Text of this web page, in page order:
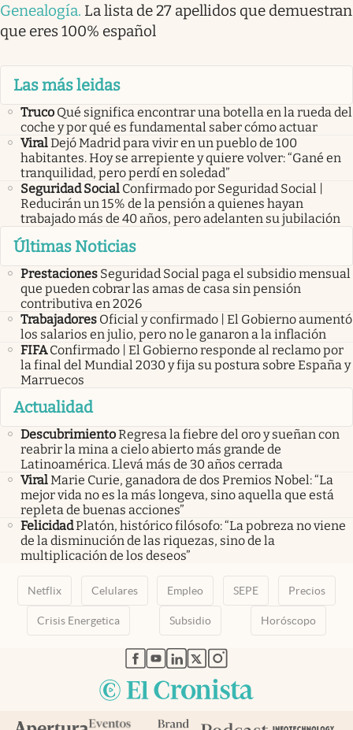
Genealogía. La lista de 27 apellidos que demuestran
que eres 100% español
Las más leidas
Truco Qué significa encontrar una botella en la rueda del
coche y por qué es fundamental saber cómo actuar
ViralDejó Madrid para vivir en un pueblo de 100
habitantes. Hoy se arrepiente y quiere volver: “Gané en
tranquilidad, pero perdí en soledad”
Seguridad Social Confirmado por Seguridad Social |
Reducirán un 15% de la pensión a quienes hayan
trabajado más de 40 años, pero adelanten su jubilación
Últimas Noticias
Prestaciones Seguridad Social paga el subsidio mensual
que pueden cobrar las amas de casa sin pensión
contributiva en 2026
Trabajadores Oficial y confirmado | El Gobierno aumentó
los salarios en julio, pero no le ganaron a la inflación
FIFA Confirmado | El Gobierno responde al reclamo por
la final del Mundial 2030 y fija su postura sobre España y
Marruecos
Actualidad
DescubrimientoRegresa la fiebre del oro y sueñan con
reabrir la mina a cielo abierto más grande de
Latinoamérica. Llevá más de 30 años cerrada
ViralMarie Curie, ganadora de dos Premios Nobel: “La
mejor vida no es la más longeva, sino aquella que está
repleta de buenas acciones”
FelicidadPlatón, histórico filósofo: “La pobreza no viene
de la disminución de las riquezas, sino de la
multiplicación de los deseos”
Netflix Celulares Empleo SEPE Precios
Crisis Energetica Subsidio Horóscopo
abre en nueva pestaña
abre en nueva pestaña
abre en nueva pestaña
abre en nueva pestaña
abre en nueva pestaña